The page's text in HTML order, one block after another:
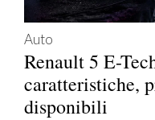
Auto
Renault 5 E-
caratteristiche,
disponibili